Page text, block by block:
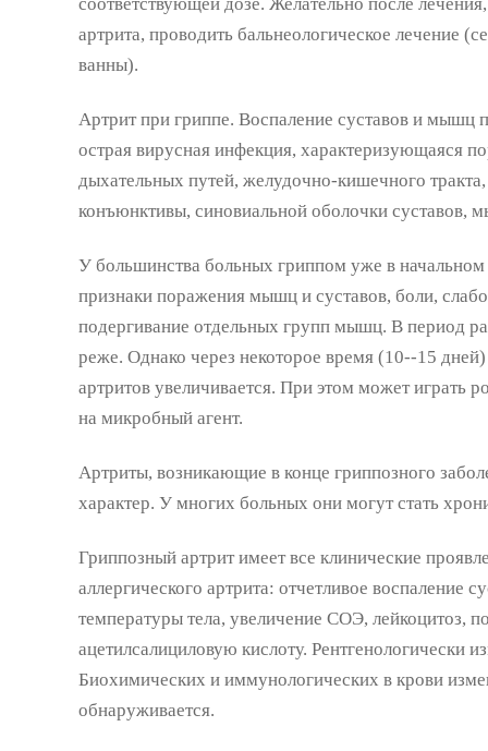
соответствующей дозе. Желательно после
артрита, проводить бальнеологическое лечение
ванны).
Артрит при гриппе. Воспаление суставов и мышц
острая вирусная инфекция, характеризующаяся
дыхательных путей, желудочно-кишечного
конъюнктивы, синовиальной оболочки суставов,
У большинства больных гриппом уже в
признаки поражения мышц и суставов, боли,
подергивание отдельных групп мышц. В период
реже. Однако через некоторое время (10--15 дней)
артритов увеличивается. При этом может играть
на микробный агент.
Артриты, возникающие в конце гриппозного
характер. У многих больных они могут стать
Гриппозный артрит имеет все клинические
аллергического артрита: отчетливое воспаление
температуры тела, увеличение СОЭ, лейкоцитоз,
ацетилсалициловую кислоту. Рентгенологически
Биохимических и иммунологических в крови
обнаруживается.